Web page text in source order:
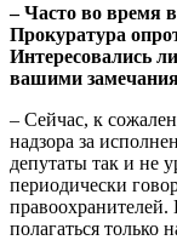
– Часто во время
Прокуратура
Интересовались
вашими
– Сейчас, к
надзора за
депутаты так и не
периодически
полагаться только